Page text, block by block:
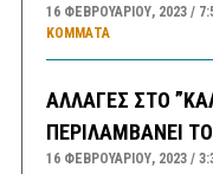
16 ΦΕΒΡΟΥΑΡΊΟΥ, 2023
ΚΌΜΜΑΤΑ
ΑΛΛΑΓΕΣ ΣΤΟ
ΠΕΡΙΛΑΜΒΑΝΕΙ
16 ΦΕΒΡΟΥΑΡΊΟΥ, 2023